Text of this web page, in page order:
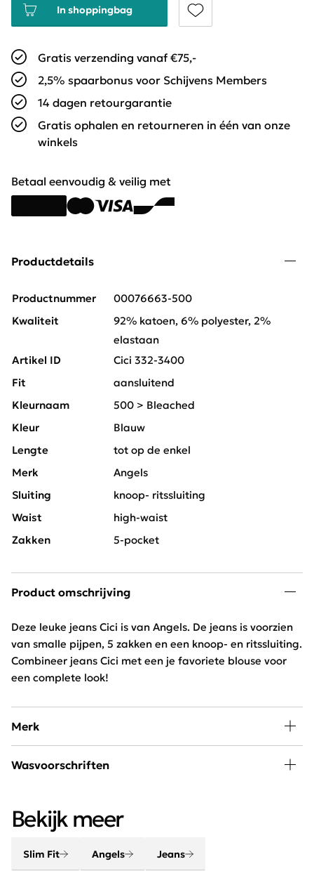
In shoppingbag
Gratis verzending vanaf €75,-
2,5% spaarbonus voor Schijvens Members
14 dagen retourgarantie
Gratis ophalen en retourneren in één van onze
winkels
Betaal eenvoudig & veilig met
Productdetails
Productnummer
00076663-500
Kwaliteit
92% katoen, 6% polyester, 2%
elastaan
Artikel ID
Cici 332-3400
Fit
aansluitend
Kleurnaam
500 > Bleached
Kleur
Blauw
Lengte
tot op de enkel
Merk
Angels
Sluiting
knoop- ritssluiting
Waist
high-waist
Zakken
5-pocket
Product omschrijving
Deze leuke jeans Cici is van Angels. De jeans is voorzien
van smalle pijpen, 5 zakken en een knoop- en ritssluiting.
Combineer jeans Cici met een je favoriete blouse voor
een complete look!
Merk
Bij Schijvens mode vind je een uitgebreide collectie van
materiaal, de Curvy- en de Comfort jeans zijn broeken
van Angels Jeans heerlijk te dragen.
Wasvoorschriften
binnenstebuiten wassen en strijken
Bekijk meer
Slim Fit Angels Jeans